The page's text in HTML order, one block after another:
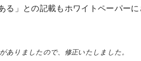
る」との記載もホワイトペーパー
りましたので、修正いたしました。